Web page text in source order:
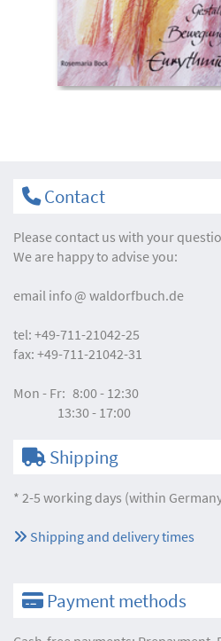
Contact
Please contact us with your
We are happy to advise you:
email info waldorfbuch.de
tel: +49-711-21042-25
fax: +49-711-21042-31
Mon - Fr: 8:00 - 12:30
13:30 - 17:00
Shipping
* 2-5 working days (within
Shipping and delivery times
Payment methods